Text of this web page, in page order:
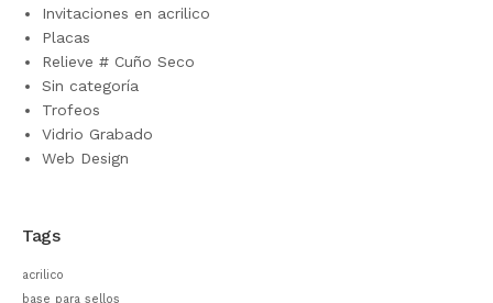
Invitaciones en acrilico
Placas
Relieve # Cuño Seco
Sin categoría
Trofeos
Vidrio Grabado
Web Design
Tags
acrilico
base para sellos